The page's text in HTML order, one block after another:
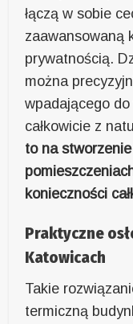
łączą w sobie
zaawansowaną
prywatnością.
można
wpadającego
całkowicie z
to na
konieczności
Praktyczne
Katowicach
Takie
termiczną